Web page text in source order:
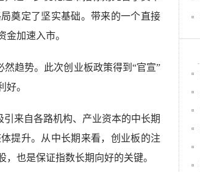
奠定了坚实基础。带来的一个直接
加速入市。
趋势。此次创业板政策得到“官宣”
好。
来自各路机构、产业资本的中长期
提升。从中长期来看，创业板的注
也是保证指数长期向好的关键。